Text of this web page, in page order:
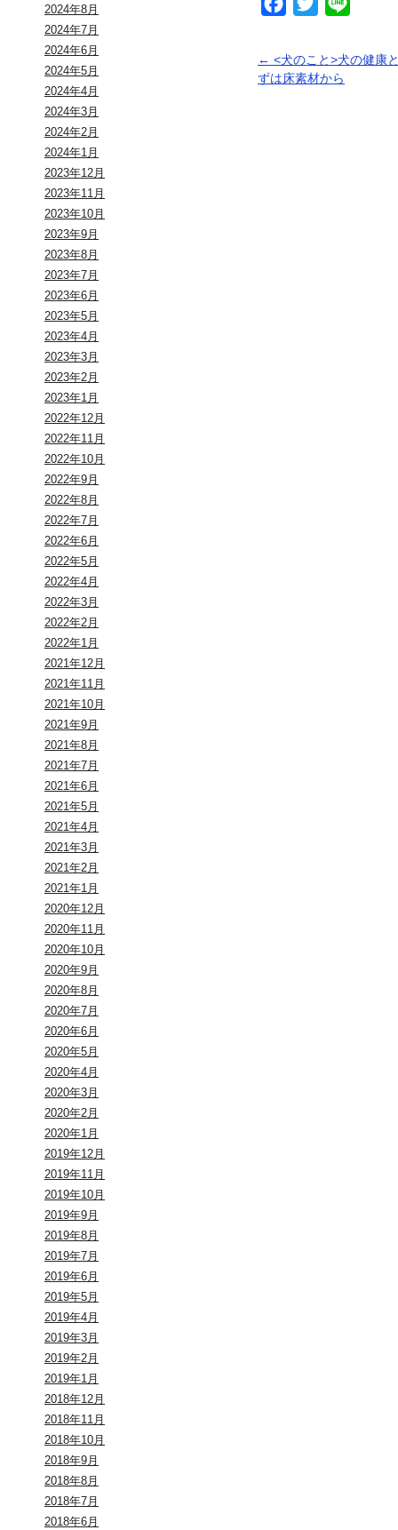
2024年8月
2024年7月
2024年6月
2024年5月
2024年4月
2024年3月
2024年2月
2024年1月
2023年12月
2023年11月
2023年10月
2023年9月
2023年8月
2023年7月
2023年6月
2023年5月
2023年4月
2023年3月
2023年2月
2023年1月
2022年12月
2022年11月
2022年10月
2022年9月
2022年8月
2022年7月
2022年6月
2022年5月
2022年4月
2022年3月
2022年2月
2022年1月
2021年12月
2021年11月
2021年10月
2021年9月
2021年8月
2021年7月
2021年6月
2021年5月
2021年4月
2021年3月
2021年2月
2021年1月
2020年12月
2020年11月
2020年10月
2020年9月
2020年8月
2020年7月
2020年6月
2020年5月
2020年4月
2020年3月
2020年2月
2020年1月
2019年12月
2019年11月
2019年10月
2019年9月
2019年8月
2019年7月
2019年6月
2019年5月
2019年4月
2019年3月
2019年2月
2019年1月
2018年12月
2018年11月
2018年10月
2018年9月
2018年8月
2018年7月
2018年6月
Facebook
Twitter
← <犬のこと>犬の健康
ずは床素材から